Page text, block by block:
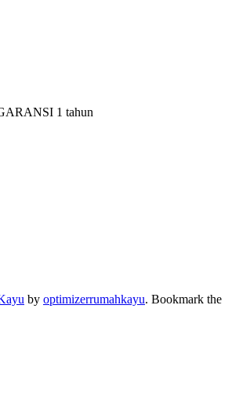
1 tahun
by optimizerrumahkayu. Bookmark the